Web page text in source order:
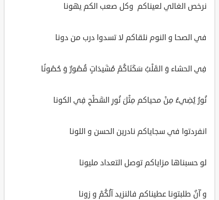
نرخص الغالي لعيناكم وكل صعب الكم يهونا
في الصحا و النوم نلقاكم لا تسدوا درب من دونا
فِي الحشاء وَ القَلْبُ سَكَنَاكُمْ مُشَيدَاتٍ قُصُورٌ وَ حُصُونًا
نُورُ يُضِيءُ مِنْ محياكم مِثْلَ نُورِ السَّطْحِ فِي الكونا
انفردتوا في سجاياكم نادرين الحسن و اللونا
لو حسبناها مزاياكم توصل التعداد مليونا
و َآنٌ طلبتونا عطيناكم فالنزيد آلُكُمْ و زونا